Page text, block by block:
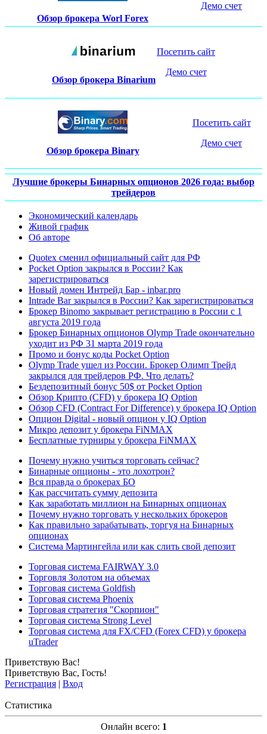
Обзор брокера Worl Forex
Демо счет
Обзор брокера Binarium
Посетить сайт
Демо счет
Обзор брокера Binary
Посетить сайт
Демо счет
Лучшие брокеры Бинарных опционов 2026 года: выбор
трейдеров
Экономический календарь
Живой график
Об авторе
Quotex сменил официальный сайт для РФ
Pocket Option закрылся в России? Как
зарегистрироваться
Новый домен Интрейд Бар - inbar.pro
Intrade Bar закрылся в России? Как зарегистрироваться
Брокер Binomo закрывает регистрацию в России с 1
августа 2019 года
Брокер Бинарных опционов Olymp Trade окончательно
уходит из РФ 31 марта 2019 года
Промо и бонус коды Pocket Option
Olymp Trade ушел из России. Брокер Олимп Трейд
закрылся для трейдеров РФ. Что делать?
Бездепозитный бонус 50$ от Pocket Option
Обзор Крипто (CFD) у брокера IQ Option
Обзор CFD (Contract For Difference) у брокера IQ Option
Опцион Digital - новый опцион у IQ Option
Микро депозит у брокера FiNMAX
Бесплатные турниры у брокера FiNMAX
Почему нужно учиться торговать сейчас?
Бинарные опционы - это лохотрон?
Вся правда о брокерах БО
Как рассчитать сумму депозита
Как заработать миллион на Бинарных опционах
Почему нужно торговать у нескольких брокеров
Как правильно зарабатывать, торгуя на Бинарных
опционах
Система Мартингейла или как слить свой депозит
Торговая система FAIRWAY 3.0
Торговля Золотом на объемах
Торговая система Goldfish
Торговая система Phoenix
Торговая стратегия "Скорпион"
Торговая система Strong Level
Торговая система для FX/CFD (Forex CFD) у брокера
uTrader
Приветствую Вас!
Приветствую Вас, Гость!
Регистрация | Вход
Статистика
Онлайн всего: 1